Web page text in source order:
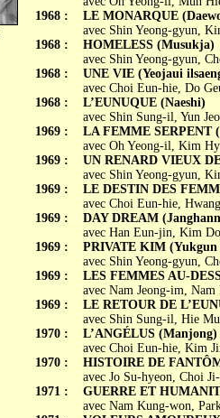
1968 :
1968 :
1968 :
1968 :
1969 :
1969 :
1969 :
1969 :
1969 :
1969 :
1969 :
1970 :
1970 :
1971 :
LE MONARQUE
avec Shin Yeong-gyun,
HOMELESS (Musukja)
avec Shin Yeong-gyun,
UNE VIE (Yeojaui
avec Choi Eun-hie, Do
L’EUNUQUE (Naeshi)
avec Shin Sung-il, Yun
LA FEMME SERPENT
avec Oh Yeong-il, Kim
UN RENARD VIEUX
avec Shin Yeong-gyun,
LE DESTIN DES
avec Choi Eun-hie,
DAY DREAM
avec Han Eun-jin, Kim
PRIVATE KIM
avec Shin Yeong-gyun,
LES FEMMES AU-
avec Nam Jeong-im,
LE RETOUR DE
avec Shin Sung-il, Hie
L’ANGÉLUS (Manjong)
avec Choi Eun-hie, Kim
HISTOIRE DE
avec Jo Su-hyeon, Choi
GUERRE ET
avec Nam Kung-won,